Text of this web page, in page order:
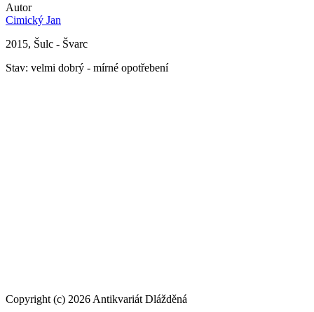
Autor
Cimický Jan
2015, Šulc - Švarc
Stav: velmi dobrý - mírné opotřebení
Copyright (c) 2026 Antikvariát Dlážděná